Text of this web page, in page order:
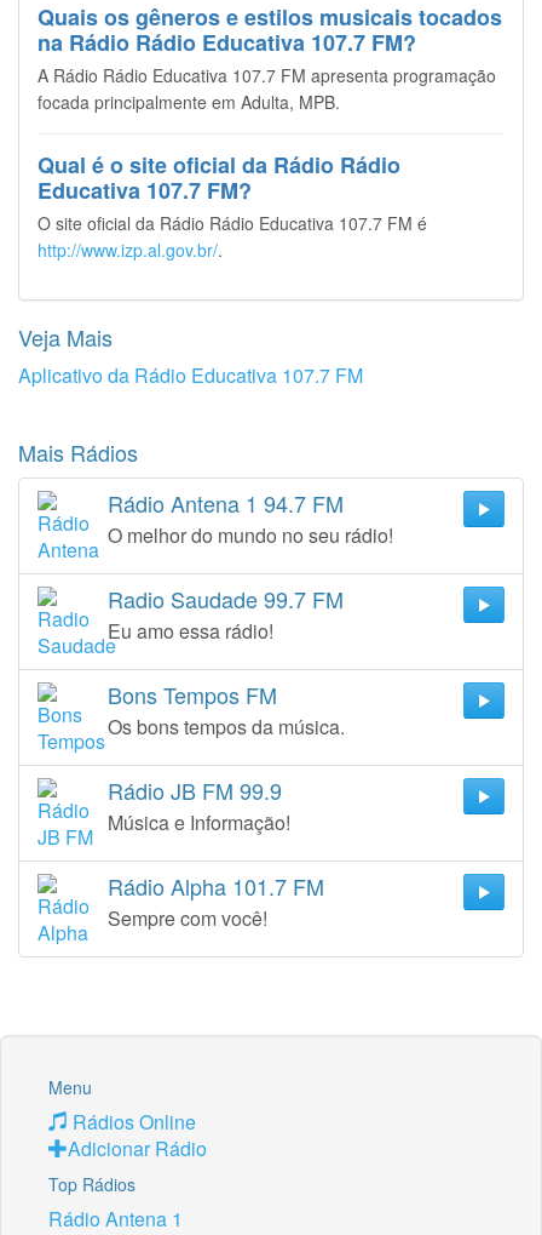
Quais os gêneros e estilos musicais tocados
na Rádio Rádio Educativa 107.7 FM?
A Rádio Rádio Educativa 107.7 FM apresenta programação
focada principalmente em Adulta, MPB.
Qual é o site oficial da Rádio Rádio
Educativa 107.7 FM?
O site oficial da Rádio Rádio Educativa 107.7 FM é
http://www.izp.al.gov.br/.
Veja Mais
Aplicativo da Rádio Educativa 107.7 FM
Mais Rádios
Rádio Antena 1 94.7 FM
O melhor do mundo no seu rádio!
Radio Saudade 99.7 FM
Eu amo essa rádio!
Bons Tempos FM
Os bons tempos da música.
Rádio JB FM 99.9
Música e Informação!
Rádio Alpha 101.7 FM
Sempre com você!
Menu
Rádios Online
Adicionar Rádio
Top Rádios
Rádio Antena 1